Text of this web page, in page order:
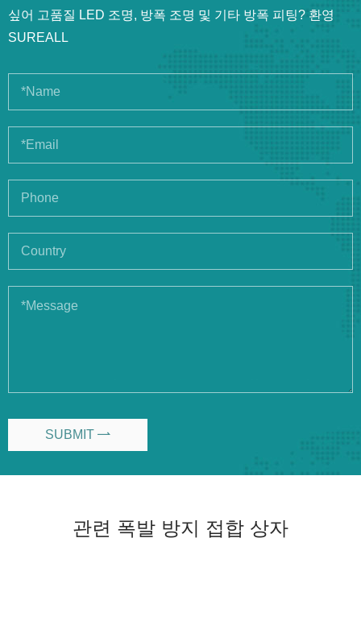
싶어 고품질 LED 조명, 방폭 조명 및 기타 방폭 피팅? 환영
SUREALL
SUBMIT 
관련 폭발 방지 접합 상자